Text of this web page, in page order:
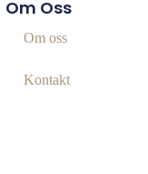
Om Oss
Om oss
Kontakt